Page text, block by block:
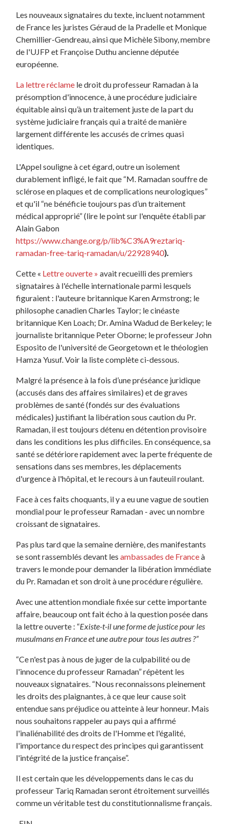
Les nouveaux signataires du texte, incluent notamment
de France les juristes Géraud de la Pradelle et Monique
Chemillier-Gendreau, ainsi que Michèle Sibony, membre
de l'UJFP et Françoise Duthu ancienne députée
européenne.
La lettre réclame le droit du professeur Ramadan à la
présomption d'innocence, à une procédure judiciaire
équitable ainsi qu’à un traitement juste de la part du
système judiciaire français qui a traité de manière
largement différente les accusés de crimes quasi
identiques.
L'Appel souligne à cet égard, outre un isolement
durablement infligé, le fait que “M. Ramadan souffre de
sclérose en plaques et de complications neurologiques”
et qu'il “ne bénéficie toujours pas d’un traitement
médical approprié” (lire le point sur l'enquête établi par
Alain Gabon
https://www.change.org/p/lib%C3%A9reztariq-
ramadan-free-tariq-ramadan/u/22928940).
Cette « Lettre ouverte » avait recueilli des premiers
signataires à l'échelle internationale parmi lesquels
figuraient : l'auteure britannique Karen Armstrong; le
philosophe canadien Charles Taylor; le cinéaste
britannique Ken Loach; Dr. Amina Wadud de Berkeley; le
journaliste britannique Peter Oborne; le professeur John
Esposito de l'université de Georgetown et le théologien
Hamza Yusuf. Voir la liste complète ci-dessous.
Malgré la présence à la fois d’une préséance juridique
(accusés dans des affaires similaires) et de graves
problèmes de santé (fondés sur des évaluations
médicales) justifiant la libération sous caution du Pr.
Ramadan, il est toujours détenu en détention provisoire
dans les conditions les plus difficiles. En conséquence, sa
santé se détériore rapidement avec la perte fréquente de
sensations dans ses membres, les déplacements
d'urgence à l'hôpital, et le recours à un fauteuil roulant.
Face à ces faits choquants, il y a eu une vague de soutien
mondial pour le professeur Ramadan - avec un nombre
croissant de signataires.
Pas plus tard que la semaine dernière, des manifestants
se sont rassemblés devant lesambassades de Franceà
travers le monde pour demander la libération immédiate
du Pr. Ramadan et son droit à une procédure régulière.
Avec une attention mondiale fixée sur cette importante
affaire, beaucoup ont fait écho à la question posée dans
la lettre ouverte : “Existe-t-il une forme de justice pour les
musulmans en France et une autre pour tous les autres ?”
“Ce n'est pas à nous de juger de la culpabilité ou de
l'innocence du professeur Ramadan” répètent les
nouveaux signataires. “Nous reconnaissons pleinement
les droits des plaignantes, à ce que leur cause soit
entendue sans préjudice ou atteinte à leur honneur. Mais
nous souhaitons rappeler au pays qui a affirmé
l'inaliénabilité des droits de l'Homme et l'égalité,
l'importance du respect des principes qui garantissent
l'intégrité de la justice française”.
Il est certain que les développements dans le cas du
professeur Tariq Ramadan seront étroitement surveillés
comme un véritable test du constitutionnalisme français.